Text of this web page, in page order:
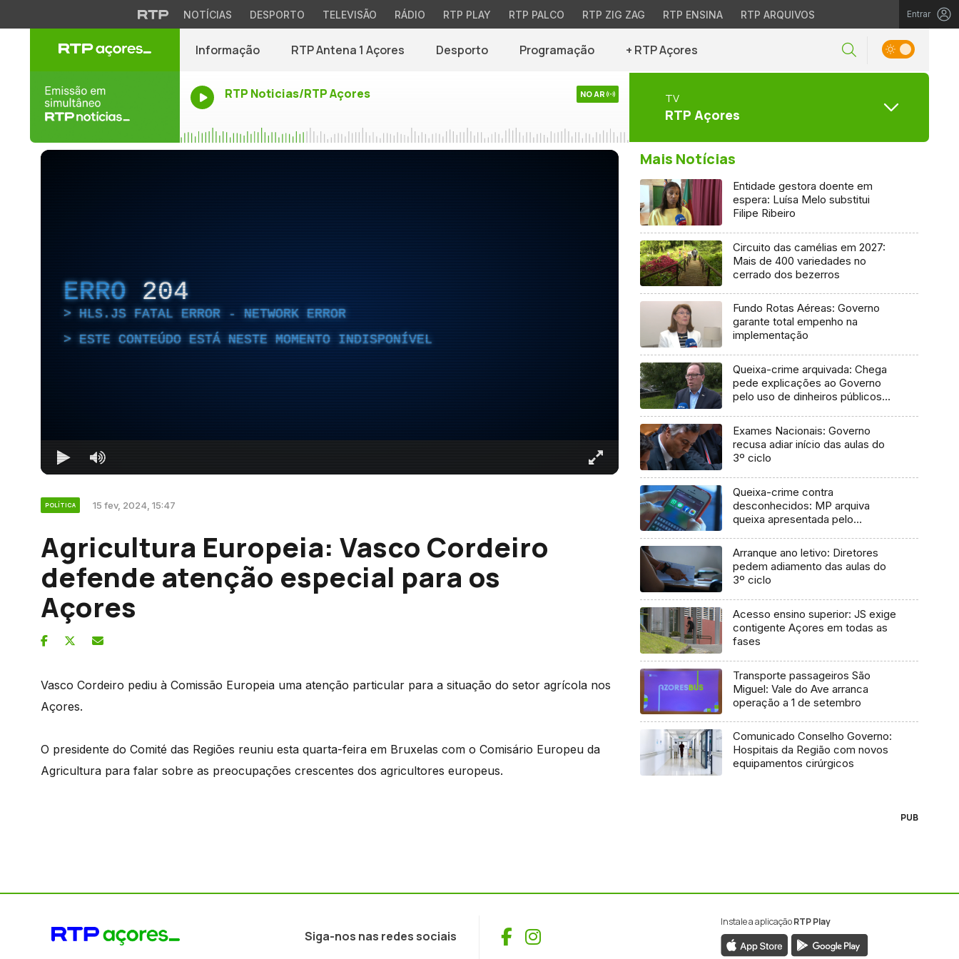
NOTÍCIAS DESPORTO TELEVISÃO RÁDIO RTP PLAY RTP PALCO RTP ZIG ZAG RTP ENSINA RTP ARQUIVOS Entrar
Informação RTP Antena 1 Açores Desporto Programação + RTP Açores
RTP Noticias/RTP Açores NO AR TV
RTP Açores
ERRO 204
HLS.JS FATAL ERROR - NETWORK ERROR
ESTE CONTEÚDO ESTÁ NESTE MOMENTO INDISPONÍVEL
POLÍTICA 15 fev, 2024, 15:47
Agricultura Europeia: Vasco Cordeiro
defende atenção especial para os
Açores
Vasco Cordeiro pediu à Comissão Europeia uma atenção particular para a situação do setor agrícola nos
Açores.
O presidente do Comité das Regiões reuniu esta quarta-feira em Bruxelas com o Comisário Europeu da
Agricultura para falar sobre as preocupações crescentes dos agricultores europeus.
Mais Notícias
Entidade gestora doente em
espera: Luísa Melo substitui
Filipe Ribeiro
Circuito das camélias em 2027:
Mais de 400 variedades no
cerrado dos bezerros
Fundo Rotas Aéreas: Governo
garante total empenho na
implementação
Queixa-crime arquivada: Chega
pede explicações ao Governo
pelo uso de dinheiros públicos
Exames Nacionais: Governo
recusa adiar início das aulas do
3º ciclo
Queixa-crime contra
desconhecidos: MP arquiva
queixa apresentada pelo
Arranque ano letivo: Diretores
pedem adiamento das aulas do
3º ciclo
Acesso ensino superior: JS exige
contigente Açores em todas as
fases
Transporte passageiros São
Miguel: Vale do Ave arranca
operação a 1 de setembro
Comunicado Conselho Governo:
Hospitais da Região com novos
equipamentos cirúrgicos
PUB
Siga-nos nas redes sociais Facebook
Instagram
Instale a aplicaçãoRTP Play